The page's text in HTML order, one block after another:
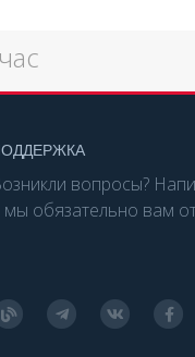
вопросы?
мы обязательно вам